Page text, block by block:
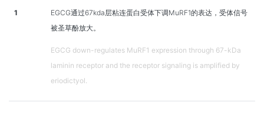
1
EGCG通过67kda层粘连蛋白受体下调MuRF1的表达，受体信号
被圣草酚放大。
EGCG down-regulates MuRF1 expression through 67-kDa
laminin receptor and the receptor signaling is amplified by
eriodictyol.